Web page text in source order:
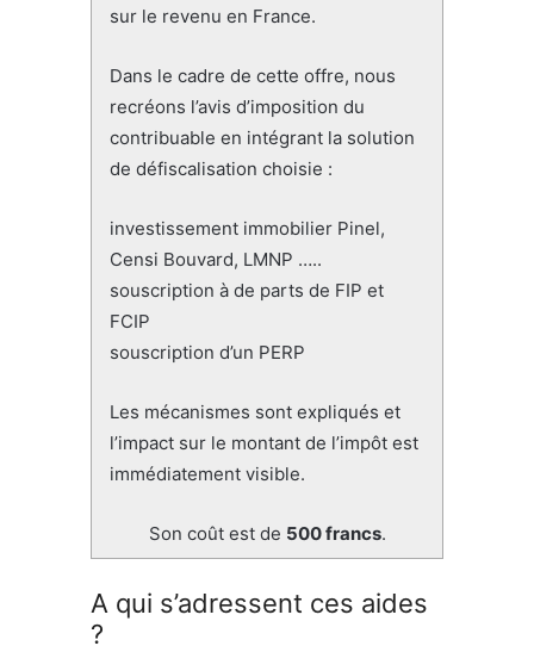
sur le revenu en France.
Dans le cadre de cette offre, nous
recréons l’avis d’imposition du
contribuable en intégrant la solution
de défiscalisation choisie :
investissement immobilier Pinel,
Censi Bouvard, LMNP …..
souscription à de parts de FIP et
FCIP
souscription d’un PERP
Les mécanismes sont expliqués et
l’impact sur le montant de l’impôt est
immédiatement visible.
Son coût est de 500 francs.
A qui s’adressent ces aides
?